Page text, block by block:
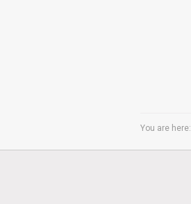
You are here: